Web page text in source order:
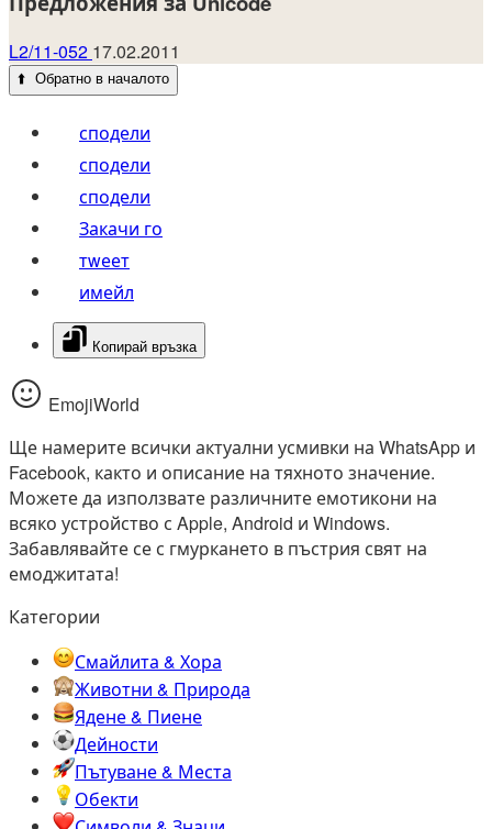
L2/11-052 17.02.2011
⬆️ Обратно в началото
сподели
сподели
сподели
Закачи го
тwеет
имейл
Копирай връзка
EmojiWorld
Ще намерите всички актуални усмивки на WhatsApp и
Facebook, както и описание на тяхното значение.
Можете да използвате различните емотикони на
всяко устройство с Apple, Android и Windows.
Забавлявайте се с гмуркането в пъстрия свят на
емоджитата!
Категории
Смайлита & Хора
Животни & Природа
Ядене & Пиене
Дейности
Пътуване & Места
Обекти